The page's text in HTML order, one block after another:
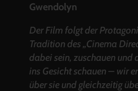
Gwendolyn
Der Film folgt der
Tradition des „Cinema
dabei sein, zuschauen und
ins Gesicht schauen – wir
über sie und gleichzeitig